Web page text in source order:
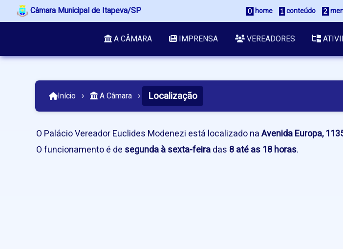
Câmara Municipal de Itapeva/SP home conteúdo
A CÂMARA IMPRENSA VEREADORES
Início › A Câmara › Localização
O Palácio Vereador Euclides Modenezi está localizado naAvenida Europa,
O funcionamento é de segunda à sexta-feiradas 8 até as 18 horas.